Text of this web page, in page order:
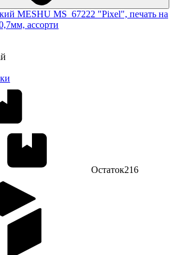
MESHU MS_67222 "Pixel", печать на
ассорти
Остаток216